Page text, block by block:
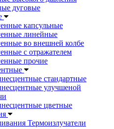
дуговые
капсульные
линейные
во внешней колбе
с отражателем
прочие
стандартные
улучшеной
цветные
Термоизлучатели